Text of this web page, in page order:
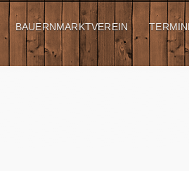
BAUERNMARKTVEREIN